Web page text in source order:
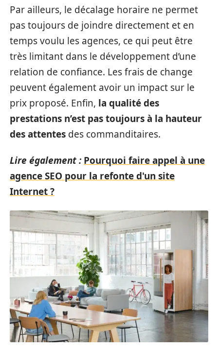
Par ailleurs, le décalage horaire ne permet
pas toujours de joindre directement et en
temps voulu les agences, ce qui peut être
très limitant dans le développement d’une
relation de confiance. Les frais de change
peuvent également avoir un impact sur le
prix proposé. Enfin, la qualité des
prestations n’est pas toujours à la hauteur
des attentes des commanditaires.
Lire également : Pourquoi faire appel à une
agence SEO pour la refonte d'un site
Internet ?